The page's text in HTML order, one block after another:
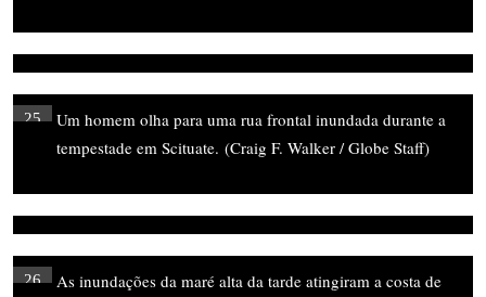
25
Um homem olha para uma rua frontal inundada durante a
tempestade em Scituate. (Craig F. Walker / Globe Staff)
26
As inundações da maré alta da tarde atingiram a costa de